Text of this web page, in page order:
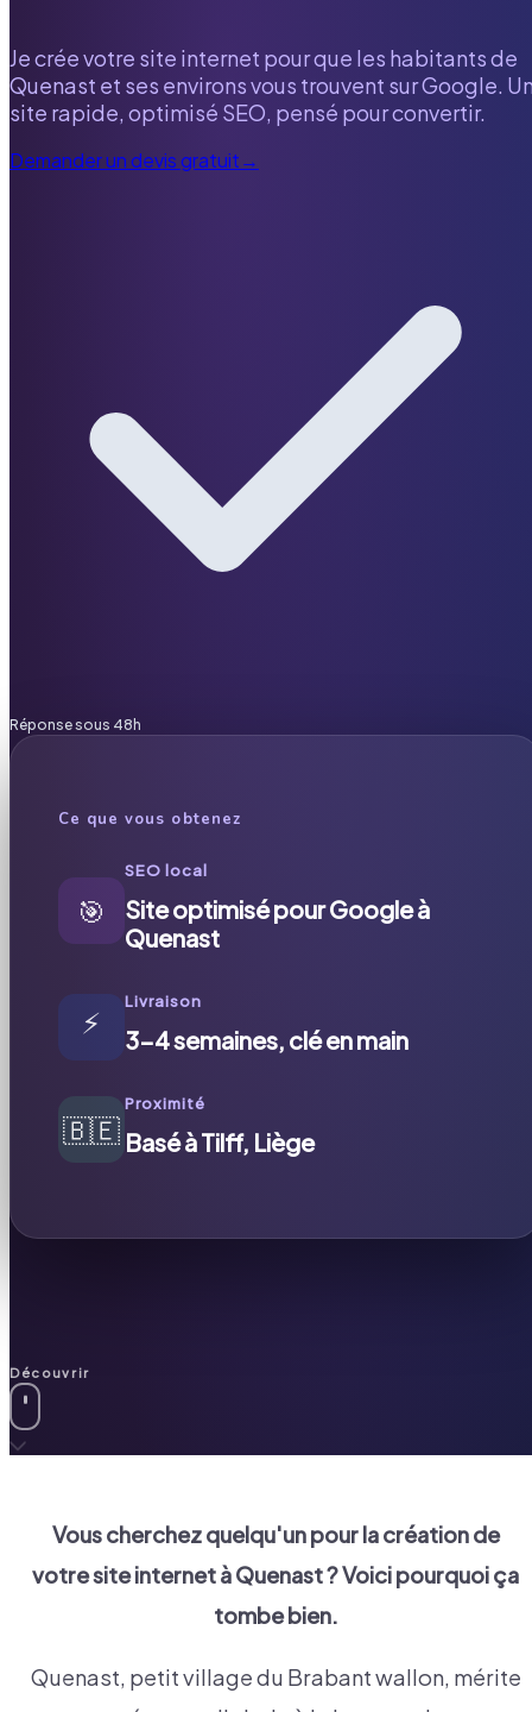
Je crée votre site internet pour que les habitants de
Quenast et ses environs vous trouvent sur Google.
site rapide, optimisé SEO, pensé pour convertir.
Demander un devis gratuit→
Réponse sous 48h
Ce que vous obtenez
🎯
SEO local
Site optimisé pour Google à
Quenast
⚡
Livraison
3-4 semaines, clé en main
🇧🇪
Proximité
Basé à Tilff, Liège
Découvrir
Vous cherchez quelqu'un pour la création de
votre site internet àQuenast? Voici pourquoi ça
tombe bien.
Quenast, petit village du Brabant wallon, mérite